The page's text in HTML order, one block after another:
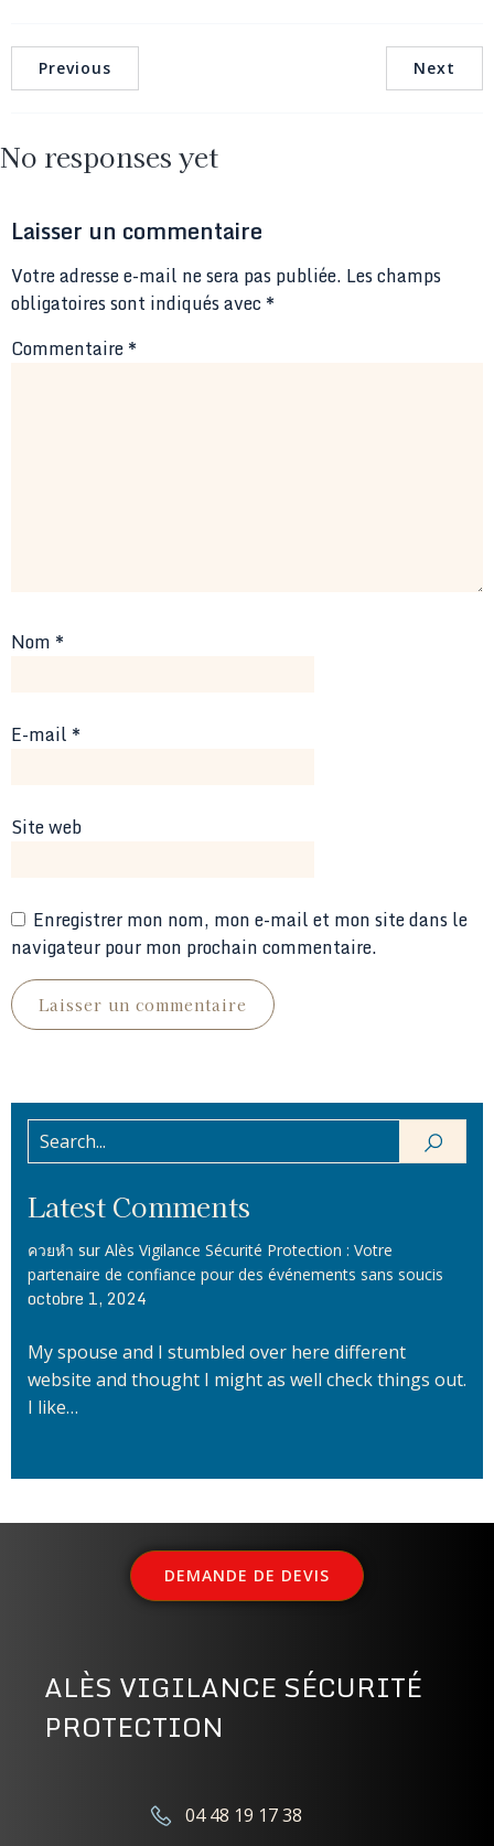
Previous Next
No responses yet
Laisser un commentaire
Votre adresse e-mail ne sera pas publiée. Les champs
obligatoires sont indiqués avec *
Commentaire*
Nom *
E-mail *
Site web
Enregistrer mon nom, mon e-mail et mon site dans le
navigateur pour mon prochain commentaire.
Latest Comments
ควยหำ sur Alès Vigilance Sécurité Protection : Votre
partenaire de confiance pour des événements sans soucis
octobre 1, 2024
My spouse and I stumbled over here different
website and thought I might as well check things out.
I like…
DEMANDE DE DEVIS
ALÈS VIGILANCE SÉCURITÉ
PROTECTION
04 48 19 17 38